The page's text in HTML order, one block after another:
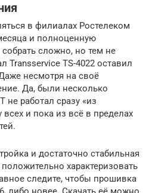
в филиалах Ростелеком
и полноценную
собрать сложно, но тем не
Transservice TS-4022 оставил
несмотря на своё
Да, были несколько
не работал сразу «из
всех и пока из всё в пределах
и достаточно стабильная
характеризовать
следите, чтобы прошивка